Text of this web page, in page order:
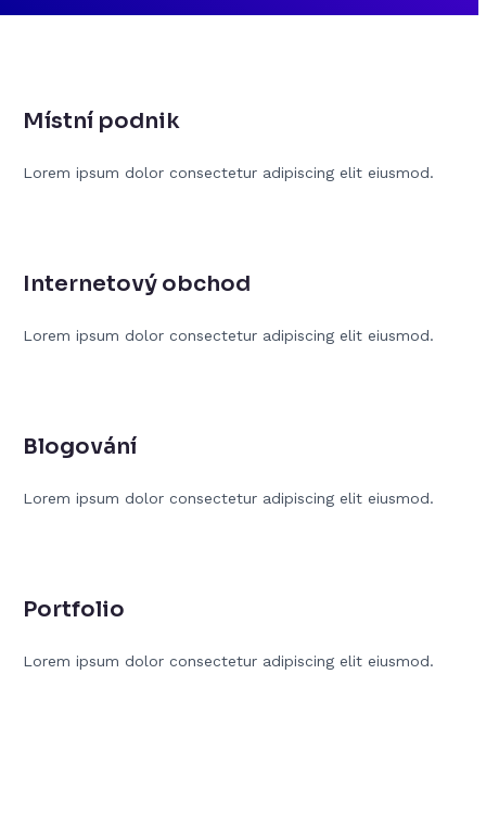
Místní podnik
Lorem ipsum dolor consectetur adipiscing elit eiusmod.
Internetový obchod
Lorem ipsum dolor consectetur adipiscing elit eiusmod.
Blogování
Lorem ipsum dolor consectetur adipiscing elit eiusmod.
Portfolio
Lorem ipsum dolor consectetur adipiscing elit eiusmod.